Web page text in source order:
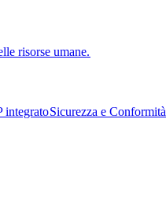
risorse umane.​​
integrato​​Sicurezza e Conformità​​